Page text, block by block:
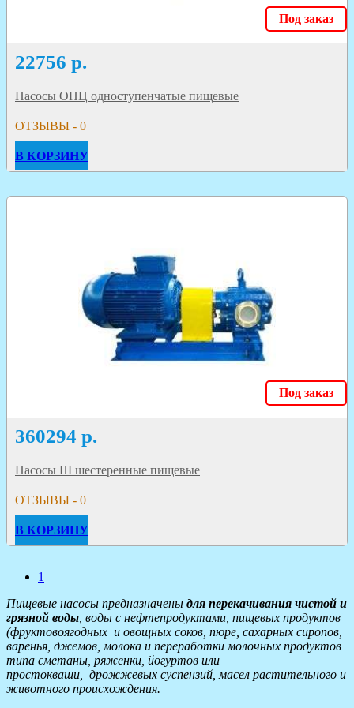
Под заказ
22756 р.
Насосы ОНЦ одноступенчатые пищевые
ОТЗЫВЫ - 0
В КОРЗИНУ
Под заказ
360294 р.
Насосы Ш шестеренные пищевые
ОТЗЫВЫ - 0
В КОРЗИНУ
1
Пищевые насосы предназначены для перекачивания чистой и
грязной воды , воды с нефтепродуктами, пищевых продуктов
(фруктовоягодных и овощных соков, пюре, сахарных сиропов,
варенья, джемов, молока и переработки молочных продуктов
типа сметаны, ряженки, йогуртов или
простокваши, дрожжевых суспензий, масел растительного и
животного происхождения.